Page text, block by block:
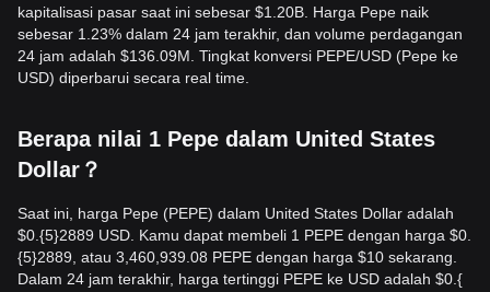
kapitalisasi pasar saat ini sebesar $1.20B. Harga Pepe naik
sebesar 1.23% dalam 24 jam terakhir, dan volume perdagangan
24 jam adalah $136.09M. Tingkat konversi PEPE/USD (Pepe ke
USD) diperbarui secara real time.
Berapa nilai 1 Pepe dalam United States
Dollar？
Saat ini, harga Pepe (PEPE) dalam United States Dollar adalah
$0.{​5}2889 USD. Kamu dapat membeli 1 PEPE dengan harga $0.
{​5}2889, atau 3,460,939.08 PEPE dengan harga $10 sekarang.
Dalam 24 jam terakhir, harga tertinggi PEPE ke USD adalah $0.{​